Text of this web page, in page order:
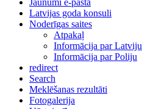
Jaunumi e-pastā
Latvijas goda konsuli
Noderīgas saites
Atpakaļ
Informācija par Latviju
Informācija par Poliju
redirect
Search
Meklēšanas rezultāti
Fotogalerija